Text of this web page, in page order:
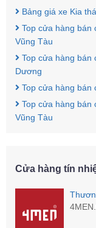
Bảng giá xe Kia
Top cửa hàng bán
Vũng Tàu
Top cửa hàng bán
Dương
Top cửa hàng bán
Top cửa hàng bán
Vũng Tàu
Cửa hàng tín